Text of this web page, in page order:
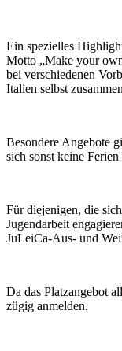
Ein spezielles
Motto „Make your
bei verschiedenen
Italien selbst
Besondere Angebote
sich sonst keine
Für diejenigen, die
Jugendarbeit
JuLeiCa-Aus- und
Da das Platzangebot
zügig anmelden.